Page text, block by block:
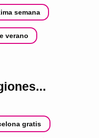
semana
verano
gratis